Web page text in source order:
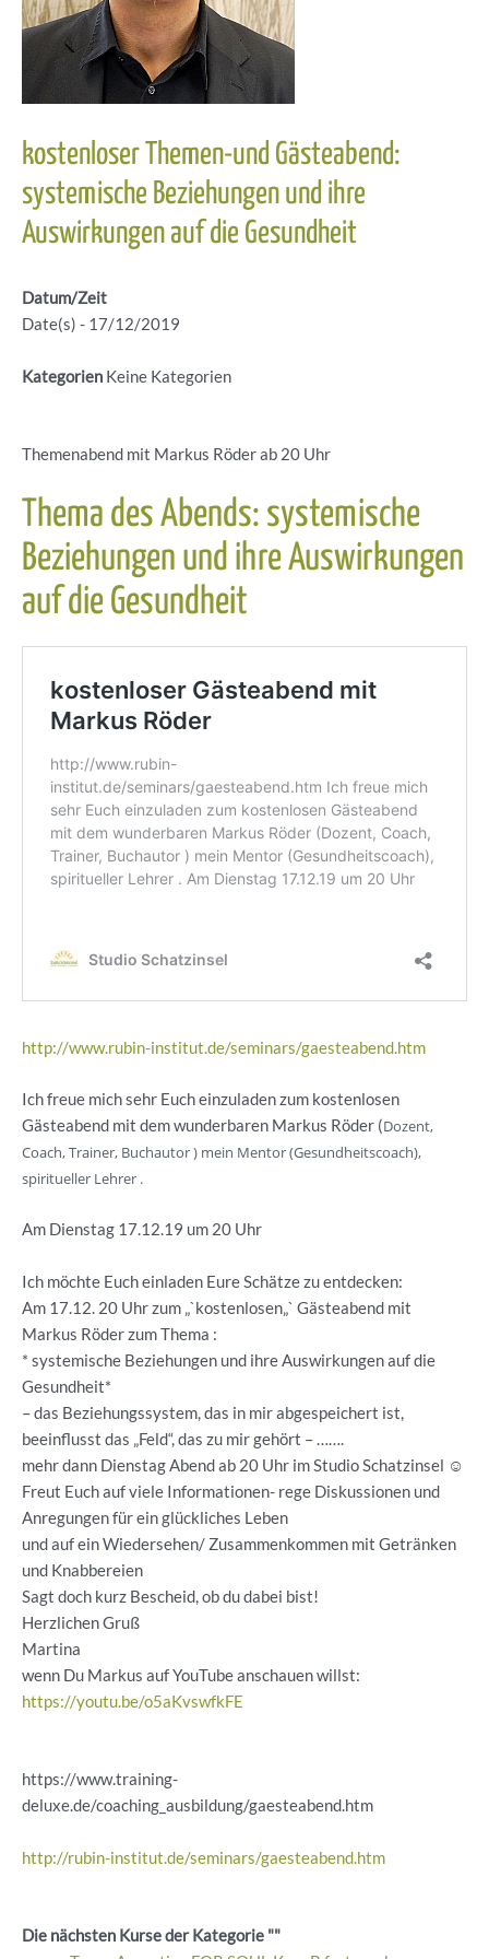
kostenloser Themen-und Gästeabend:
systemische Beziehungen und ihre
Auswirkungen auf die Gesundheit
Datum/Zeit
Date(s) - 17/12/2019
Kategorien Keine Kategorien
Themenabend mit Markus Röder ab 20 Uhr
Thema des Abends: systemische
Beziehungen und ihre Auswirkungen
auf die Gesundheit
http://www.rubin-institut.de/seminars/gaesteabend.htm
Ich freue mich sehr Euch einzuladen zum kostenlosen
Gästeabend mit dem wunderbaren Markus Röder (Dozent,
Coach, Trainer, Buchautor ) mein Mentor (Gesundheitscoach),
spiritueller Lehrer .
Am Dienstag 17.12.19 um 20 Uhr
Ich möchte Euch einladen Eure Schätze zu entdecken:
Am 17.12. 20 Uhr zum „`kostenlosen„` Gästeabend mit
Markus Röder zum Thema :
* systemische Beziehungen und ihre Auswirkungen auf die
Gesundheit*
– das Beziehungssystem, das in mir abgespeichert ist,
beeinflusst das „Feld“, das zu mir gehört – …….
mehr dann Dienstag Abend ab 20 Uhr im Studio Schatzinsel ☺️
Freut Euch auf viele Informationen- rege Diskussionen und
Anregungen für ein glückliches Leben
und auf ein Wiedersehen/ Zusammenkommen mit Getränken
und Knabbereien
Sagt doch kurz Bescheid, ob du dabei bist!
Herzlichen Gruß
Martina
wenn Du Markus auf YouTube anschauen willst:
https://youtu.be/o5aKvswfkFE
https://www.training-
deluxe.de/coaching_ausbildung/gaesteabend.htm
http://rubin-institut.de/seminars/gaesteabend.htm
Die nächsten Kurse der Kategorie ""